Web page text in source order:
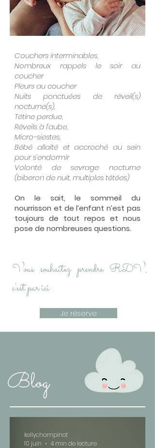
Couchers interminables,
Nombreux rappels le soir au
coucher
Pleurs au coucher
Nuits ponctuées de réveil(s)
nocturne(s),
Tétine perdue,
Réveils à l'aube,
Micro-siestes,
Bébé allaité et accroché au sein
pour s'endormir
Volonté de sevrage nocturne
(biberon de nuit, multiples tétées)
On le sait, le sommeil du
nourrisson et de l’enfant n’est pas
toujours de tout repos et nous
pose de nombreuses questions.
Vous souhaitez prendre RDV,
c'est par ici :
Je réserve
Blog
kellychampinot
10 juin
4 min de lecture